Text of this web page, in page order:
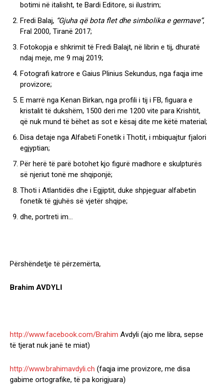
botimi në italisht, te Bardi Editore, si ilustrim;
Fredi Balaj, “Gjuha që bota flet dhe simbolika e germave”,
Fral 2000, Tiranë 2017;
Fotokopja e shkrimit të Fredi Balajt, në librin e tij, dhuratë
ndaj meje, me 9 maj 2019;
Fotografi katrore e Gaius Plinius Sekundus, nga faqja ime
provizore;
E marrë nga Kenan Birkan, nga profili i tij i FB, figuara e
kristalit të dukshëm, 1500 deri me 1200 vite para Krishtit,
që nuk mund të bëhet as sot e kësaj dite me këtë material;
Disa detaje nga Alfabeti Fonetik i Thotit, i mbiquajtur fjalori
egjyptian;
Për herë të parë botohet kjo figurë madhore e skulpturës
së njeriut tonë me shqiponjë;
Thoti i Atlantidës dhe i Egjiptit, duke shpjeguar alfabetin
fonetik të gjuhës së vjetër shqipe;
dhe, portreti im…
Përshëndetje të përzemërta,
Brahim AVDYLI
http://www.facebook.com/Brahim Avdyli (ajo me libra, sepse
të tjerat nuk janë te miat)
http://www.brahimavdyli.ch (faqja ime provizore, me disa
gabime ortografike, të pa korigjuara)